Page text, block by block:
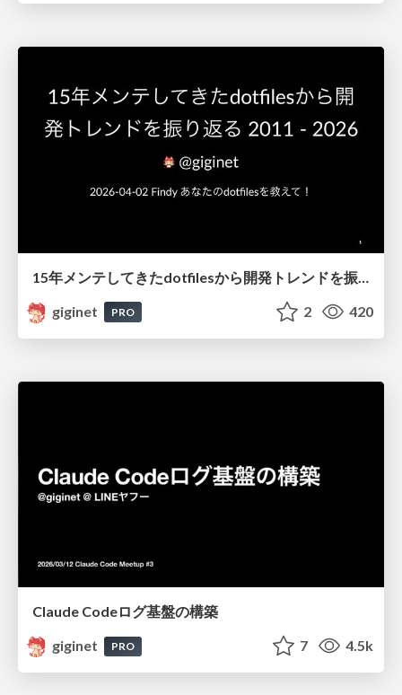
giginet
PRO 2 420
Claude Codeログ基盤の構築
giginet
PRO 7 4.5k